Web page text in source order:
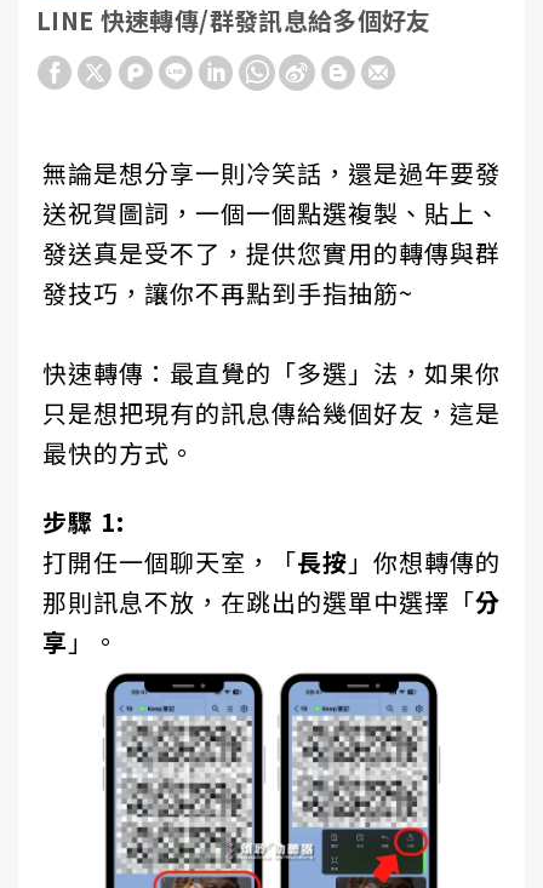
LINE 快速轉傳/群發訊息給多個好友
無論是想分享一則冷笑話，還是過年要發
送祝賀圖詞，一個一個點選複製、貼上、
發送真是受不了，提供您實用的轉傳與群
發技巧，讓你不再點到手指抽筋~
快速轉傳：最直覺的「多選」法，如果你
只是想把現有的訊息傳給幾個好友，這是
最快的方式。
步驟 1:
打開任一個聊天室，「長按 」 你想轉傳的
那則訊息不放，在跳出的選單中選擇「分
享 」。